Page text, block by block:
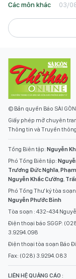
Các môn khác 03/
© Bản quyền Báo SÀI GÒN
Giấy phép mở chuyên
Thông tin và Truyền
Tổng Biên tập: Nguyễn
Phó Tổng Biên tập:
Trương Đức Nghĩa,
Nguyễn Khắc Cường,
Phó Tổng Thư ký tòa
Nguyễn Phước Bình
Tòa soạn : 432-434
Điện thoại báo SGGP:
3.9294.098
Điện thoại tòa soạn Báo
Fax: (028) 3.9294.083
LIÊN HỆ QUẢNG CÁO :